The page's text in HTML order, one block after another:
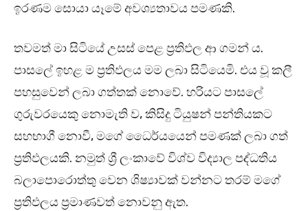
ඉරණම සොයා යෑමේ අවශ්‍යතාවය පමණකි.
තවමත් මා සිටියේ උසස් පෙළ ප්‍රතිඵල ආ ගමන් ය.
පාසලේ ඉහළ ම ප්‍රතිඵලය මම ලබා සිටියෙමි. එය වූ කලී
පහසුවෙන් ලබා ගත්තක් නොවේ. හරියට පාසලේ
ගුරුවරයෙකු නොමැති ව, කිසිදු ටියුෂන් පන්තියකට
සහභාගී නොවී, මගේ ධෛර්යයෙන් පමණක් ලබා ගත්
ප්‍රතිඵලයකි. නමුත් ශ්‍රී ලංකාවේ විශ්ව විද්‍යාල පද්ධතිය
බලාපොරොත්තු වෙන ශිෂ්‍යාවක් වන්නට තරම් මගේ
ප්‍රතිඵලය ප්‍රමාණවත් නොවනු ඇත.